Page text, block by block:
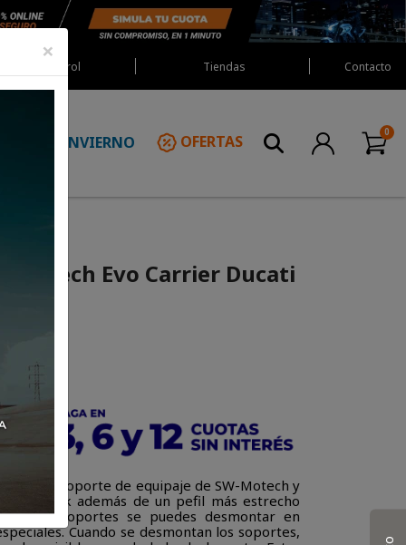
Red Castrol Tiendas Contacto
INVIERNO OFERTAS
Motech Evo Carrier Ducati
último soporte de equipaje de SW-Motech y
Lock además de un pefil más estrecho
Los soportes se puedes desmontar en
Cuando se desmontan los soportes,
×